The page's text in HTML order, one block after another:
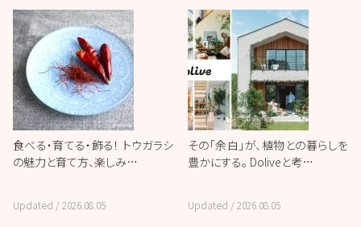
食べる・育てる・飾る！ トウガラシ
の魅力と育て方、楽しみ…
Updated /2026.08.05
その「余白」が、植物との暮らしを
豊かにする。 Doliveと考…
Updated /2026.08.05